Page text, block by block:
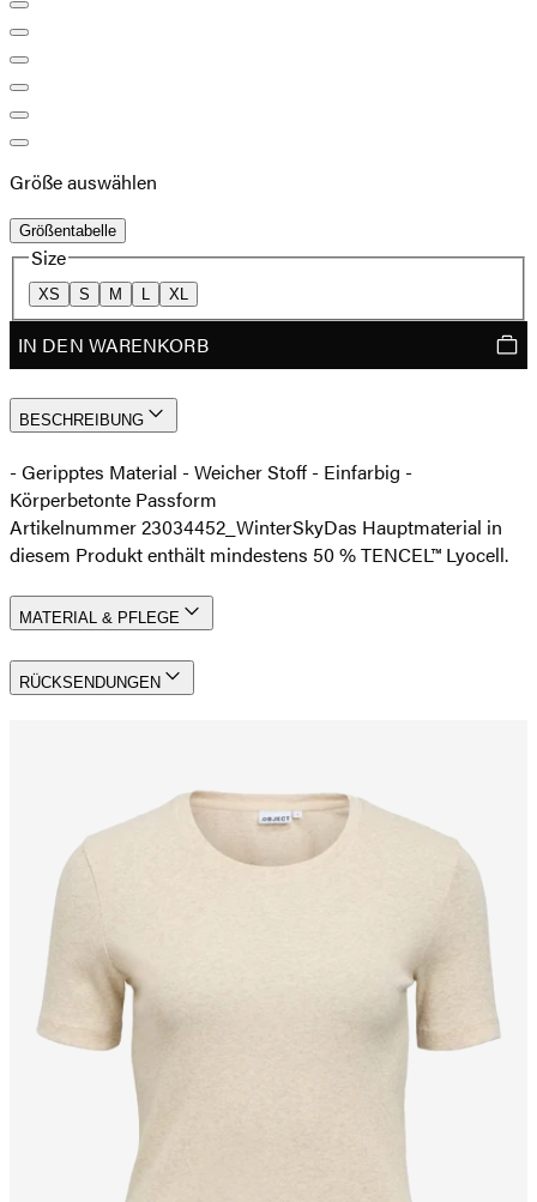
Größe auswählen
Größentabelle
Size
XS S M L XL
IN DEN WARENKORB
BESCHREIBUNG
- Geripptes Material - Weicher Stoff - Einfarbig -
Körperbetonte Passform
Artikelnummer 23034452_WinterSkyDas Hauptmaterial in
diesem Produkt enthält mindestens 50 % TENCEL™ Lyocell.
MATERIAL & PFLEGE
RÜCKSENDUNGEN